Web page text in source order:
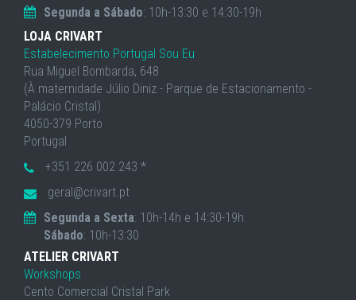
Segunda a Sábado: 10h-13:30 e 14:30-19h
LOJA CRIVART
Estabelecimento Portugal Sou Eu
Rua Miguel Bombarda, 648
(À maternidade Júlio Diniz - Parque de Estacionamento -
Palácio Cristal)
4050-379 Porto
Portugal
+351 226 002 243 *
geral@crivart.pt
Segunda a Sexta: 10h-14h e 14:30-19h
Sábado: 10h-13:30
ATELIER CRIVART
Workshops
Cento Comercial Cristal Park